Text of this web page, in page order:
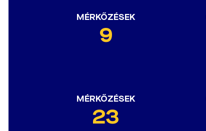
MÉRKŐZÉSEK
9
MÉRKŐZÉSEK
23